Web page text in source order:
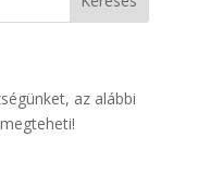
az alábbi